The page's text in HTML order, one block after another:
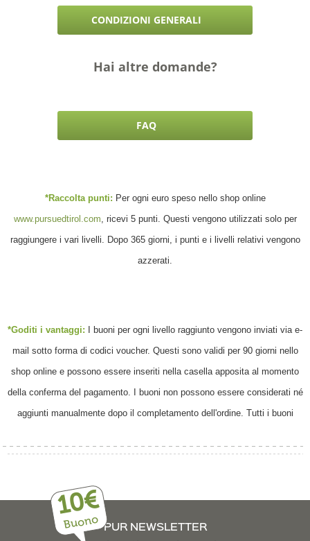
Hai altre domande?
CONDIZIONI GENERALI
FAQ
*Raccolta punti: Per ogni euro speso nello shop online
www.pursuedtirol.com, ricevi 5 punti. Questi vengono utilizzati solo per
raggiungere i vari livelli. Dopo 365 giorni, i punti e i livelli relativi vengono
azzerati.
*Goditi i vantaggi: I buoni per ogni livello raggiunto vengono inviati via e-
mail sotto forma di codici voucher. Questi sono validi per 90 giorni nello
shop online e possono essere inseriti nella casella apposita al momento
della conferma del pagamento. I buoni non possono essere considerati né
aggiunti manualmente dopo il completamento dell'ordine. Tutti i buoni
10€
Buono PUR NEWSLETTER